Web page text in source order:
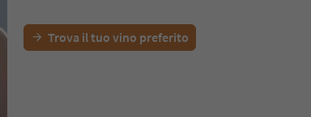
Trova il tuo vino preferito